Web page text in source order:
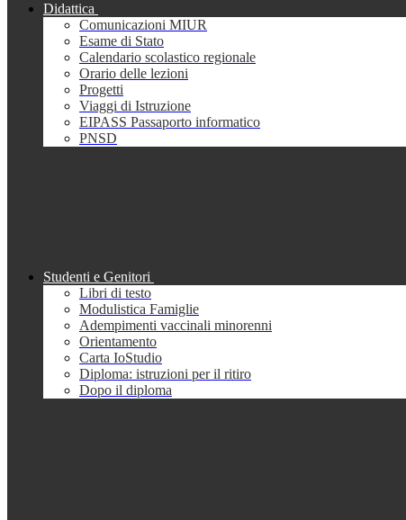
Didattica
Comunicazioni MIUR
Esame di Stato
Calendario scolastico regionale
Orario delle lezioni
Progetti
Viaggi di Istruzione
EIPASS Passaporto informatico
PNSD
Studenti e Genitori
Libri di testo
Modulistica Famiglie
Adempimenti vaccinali minorenni
Orientamento
Carta IoStudio
Diploma: istruzioni per il ritiro
Dopo il diploma